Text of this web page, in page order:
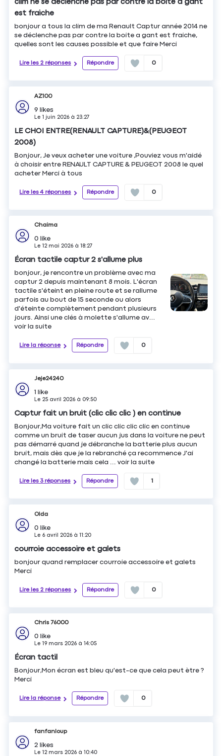
clim ne se déclenche pas par contre la boite a gant
est fraiche
bonjour a tous la clim de ma Renault Captur année 2014 ne
se déclenche pas par contre la boite a gant est fraiche,
quelles sont les causes possible et que faire Merci
Lire les 2 réponses Répondre 0
AZ100
9 likes
Le1 juin 2026 à 23:27
LE CHOI ENTRE(RENAULT CAPTURE)&(PEUGEOT
2008)
Bonjour, Je veux acheter une voiture ,Pouviez vous m'aidé
à choisir entre RENAULT CAPTURE & PEUGEOT 2008 le quel
acheter Merci à tous
Lire les 4 réponses Répondre 0
Chaima
0 like
Le12 mai 2026 à18:27
Écran tactile captur 2 s'allume plus
bonjour, je rencontre un problème avec ma
captur 2 depuis maintenant 8 mois. L'écran
tactile s'éteint en pleine route et se rallume
parfois au bout de 15 seconde ou alors
d'éteinte complètement pendant plusieurs
jours. Ainsi une clés à molette s'allume av...
voir la suite
Lire la réponse Répondre 0
Jeje24240
1 like
Le 25 avril 2026 à 09:50
Captur fait un bruit (clic clic clic ) en continue
Bonjour,Ma voiture fait un clic clic clic clic en continue
comme un bruit de taser aucun jus dans la voiture ne peut
pas démarré quand je débranche la batterie plus aucun
bruit, mais dès que je la rebranché ça recommence J'ai
changé la batterie mais cela ...voir la suite
Lire les 3 réponses Répondre 1
Olda
0 like
Le 6 avril 2026 à11:20
courroie accessoire et galets
bonjour quand remplacer courroie accessoire et galets
Merci
Lire les 2 réponses Répondre 0
Chris 76000
0 like
Le19 mars 2026 à14:05
Écran tactil
Bonjour,Mon écran est bleu qu'est-ce que cela peut ètre ?
Merci
Lire la réponse Répondre 0
fanfanloup
2 likes
Le12 mars 2026 à10:40